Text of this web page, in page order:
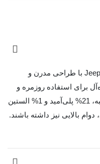
جوراب‌ مردانه چتیک Chetic طرح Jeep Car با طراحی مدرن و
برای استفاده روزمره و
رسمی هستند. این جوراب‌ها از 78% پنبه، 21% پلی‌آمید و 1% الستین
بالایی نیز داشته باشند.